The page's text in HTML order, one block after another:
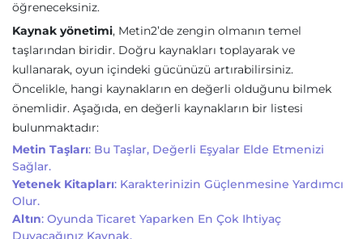
öğreneceksiniz.
Kaynak yönetimi, Metin2’de zengin olmanın temel
taşlarından biridir. Doğru kaynakları toplayarak ve
kullanarak, oyun içindeki gücünüzü artırabilirsiniz.
Öncelikle, hangi kaynakların en değerli olduğunu bilmek
önemlidir. Aşağıda, en değerli kaynakların bir listesi
bulunmaktadır:
Metin Taşları: Bu Taşlar, Değerli Eşyalar Elde Etmenizi
Sağlar.
Yetenek Kitapları: Karakterinizin Güçlenmesine Yardımcı
Olur.
Altın: Oyunda Ticaret Yaparken En Çok Ihtiyaç
Duyacağınız Kaynak.